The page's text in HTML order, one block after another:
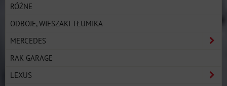
RÓŻNE
ODBOJE, WIESZAKI TŁUMIKA
MERCEDES
RAK GARAGE
LEXUS